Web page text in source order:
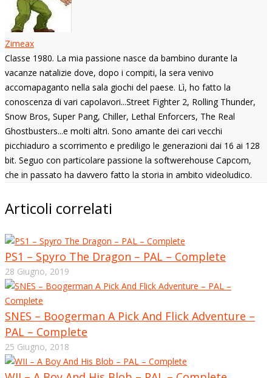
Zimeax
Classe 1980. La mia passione nasce da bambino durante la
vacanze natalizie dove, dopo i compiti, la sera venivo
accomapaganto nella sala giochi del paese. Lì, ho fatto la
conoscenza di vari capolavori...Street Fighter 2, Rolling Thunder,
Snow Bros, Super Pang, Chiller, Lethal Enforcers, The Real
Ghostbusters...e molti altri. Sono amante dei cari vecchi
picchiaduro a scorrimento e prediligo le generazioni dai 16 ai 128
bit. Seguo con particolare passione la softwerehouse Capcom,
che in passato ha davvero fatto la storia in ambito videoludico.
Articoli correlati
PS1 – Spyro The Dragon – PAL – Complete
28 Giugno, 2019
SNES – Boogerman A Pick And Flick Adventure –
PAL – Complete
25 Giugno, 2018